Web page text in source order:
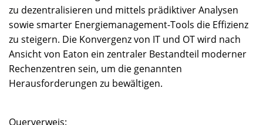
zu dezentralisieren und mittels prädiktiver Analysen
sowie smarter Energiemanagement-Tools die Effizienz
zu steigern. Die Konvergenz von IT und OT wird nach
Ansicht von Eaton ein zentraler Bestandteil moderner
Rechenzentren sein, um die genannten
Herausforderungen zu bewältigen.
Querverweis: